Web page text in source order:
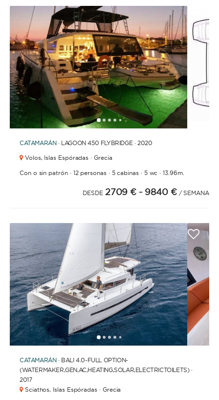
CAPACIDAD
BAÑOS
AÑO DE CONSTRUCCIÓN / RENOVACIÓN
12345 78910 11121314
CATAMARÁN · LAGOON 450 FLYBRIDGE · 2020
Volos, Islas Espóradas · Grecia
Con o sin patrón· 12 personas· 5 cabinas· 5 wc ·13.96m.
DESDE 2709 € - 9840 € / SEMANA
12345 8910 14
CATAMARÁN · BALI 4.0-FULL OPTION-
(WATERMAKER,GEN,AC,HEATING,SOLAR,ELECTRICTOILETS) ·
2017
Sciathos, Islas Espóradas · Grecia